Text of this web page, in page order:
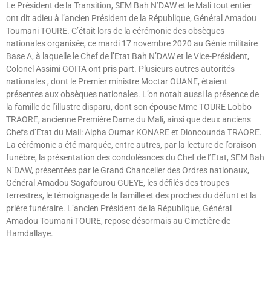
Le Président de la Transition, SEM Bah N’DAW et le Mali tout entier
ont dit adieu à l’ancien Président de la République, Général Amadou
Toumani TOURE. C’était lors de la cérémonie des obsèques
nationales organisée, ce mardi 17 novembre 2020 au Génie militaire
Base A, à laquelle le Chef de l’Etat Bah N’DAW et le Vice-Président,
Colonel Assimi GOITA ont pris part. Plusieurs autres autorités
nationales , dont le Premier ministre Moctar OUANE, étaient
présentes aux obsèques nationales. L’on notait aussi la présence de
la famille de l’illustre disparu, dont son épouse Mme TOURE Lobbo
TRAORE, ancienne Première Dame du Mali, ainsi que deux anciens
Chefs d’Etat du Mali: Alpha Oumar KONARE et Dioncounda TRAORE.
La cérémonie a été marquée, entre autres, par la lecture de l’oraison
funèbre, la présentation des condoléances du Chef de l’Etat, SEM Bah
N’DAW, présentées par le Grand Chancelier des Ordres nationaux,
Général Amadou Sagafourou GUEYE, les défilés des troupes
terrestres, le témoignage de la famille et des proches du défunt et la
prière funéraire. L’ancien Président de la République, Général
Amadou Toumani TOURE, repose désormais au Cimetière de
Hamdallaye.